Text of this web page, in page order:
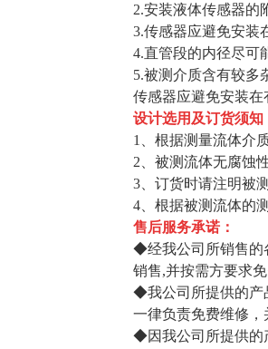
2.安装液体传感器的
3.传感器应避免安装
4.直管段的内径尽可
5.被测介质含有较多
传感器应避免安装
设计选用及订货须知
1、根据测量流体介
2、被测流体无腐蚀
3、订货时请注明被
4、根据被测流体的
售后服务承诺：
◆经我公司所销售的
销售,并按需方要求
◆我公司所提供的产
一律负责免费维修
◆因我公司所提供的